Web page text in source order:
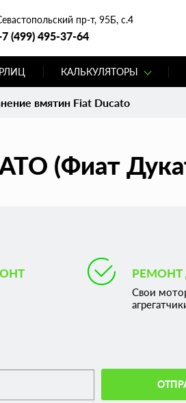
пр-т, 95Б, с.4
(499) 495-37-64
КАЛЬКУЛЯТОРЫ
вмятин Fiat Ducato
(Фиат
РЕМОНТ
Свои